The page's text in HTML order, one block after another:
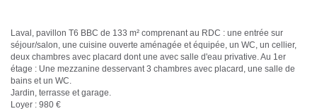
Laval, pavillon T6 BBC de 133 m² comprenant au RDC : une entrée sur
séjour/salon, une cuisine ouverte aménagée et équipée, un WC, un cellier,
deux chambres avec placard dont une avec salle d'eau privative. Au 1er
étage : Une mezzanine desservant 3 chambres avec placard, une salle de
bains et un WC.
Jardin, terrasse et garage.
Loyer : 980 €